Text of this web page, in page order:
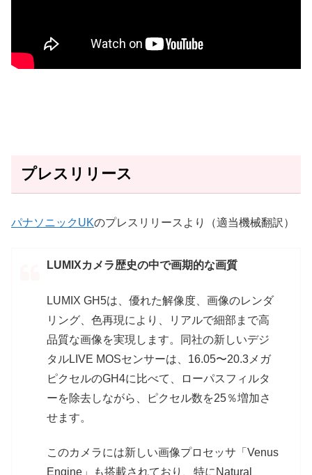
プレスリリース
パナソニックUKのプレスリリースより（適当機械翻訳）
LUMIXカメラ歴史の中で画期的な画質
LUMIX GH5は、優れた解像度、画像のレンダ
リング、色再現により、リアルで細部まで高
品質な画像を実現します。同社の新しいデジ
タルLIVE MOSセンサーは、16.05〜20.3メガ
ピクセルのGH4に比べて、ローパスフィルタ
ーを除去しながら、ピクセル数を25％増加さ
せます。
このカメラには新しい画像プロセッサ「Venus
Engine」も搭載されており、特にNatural